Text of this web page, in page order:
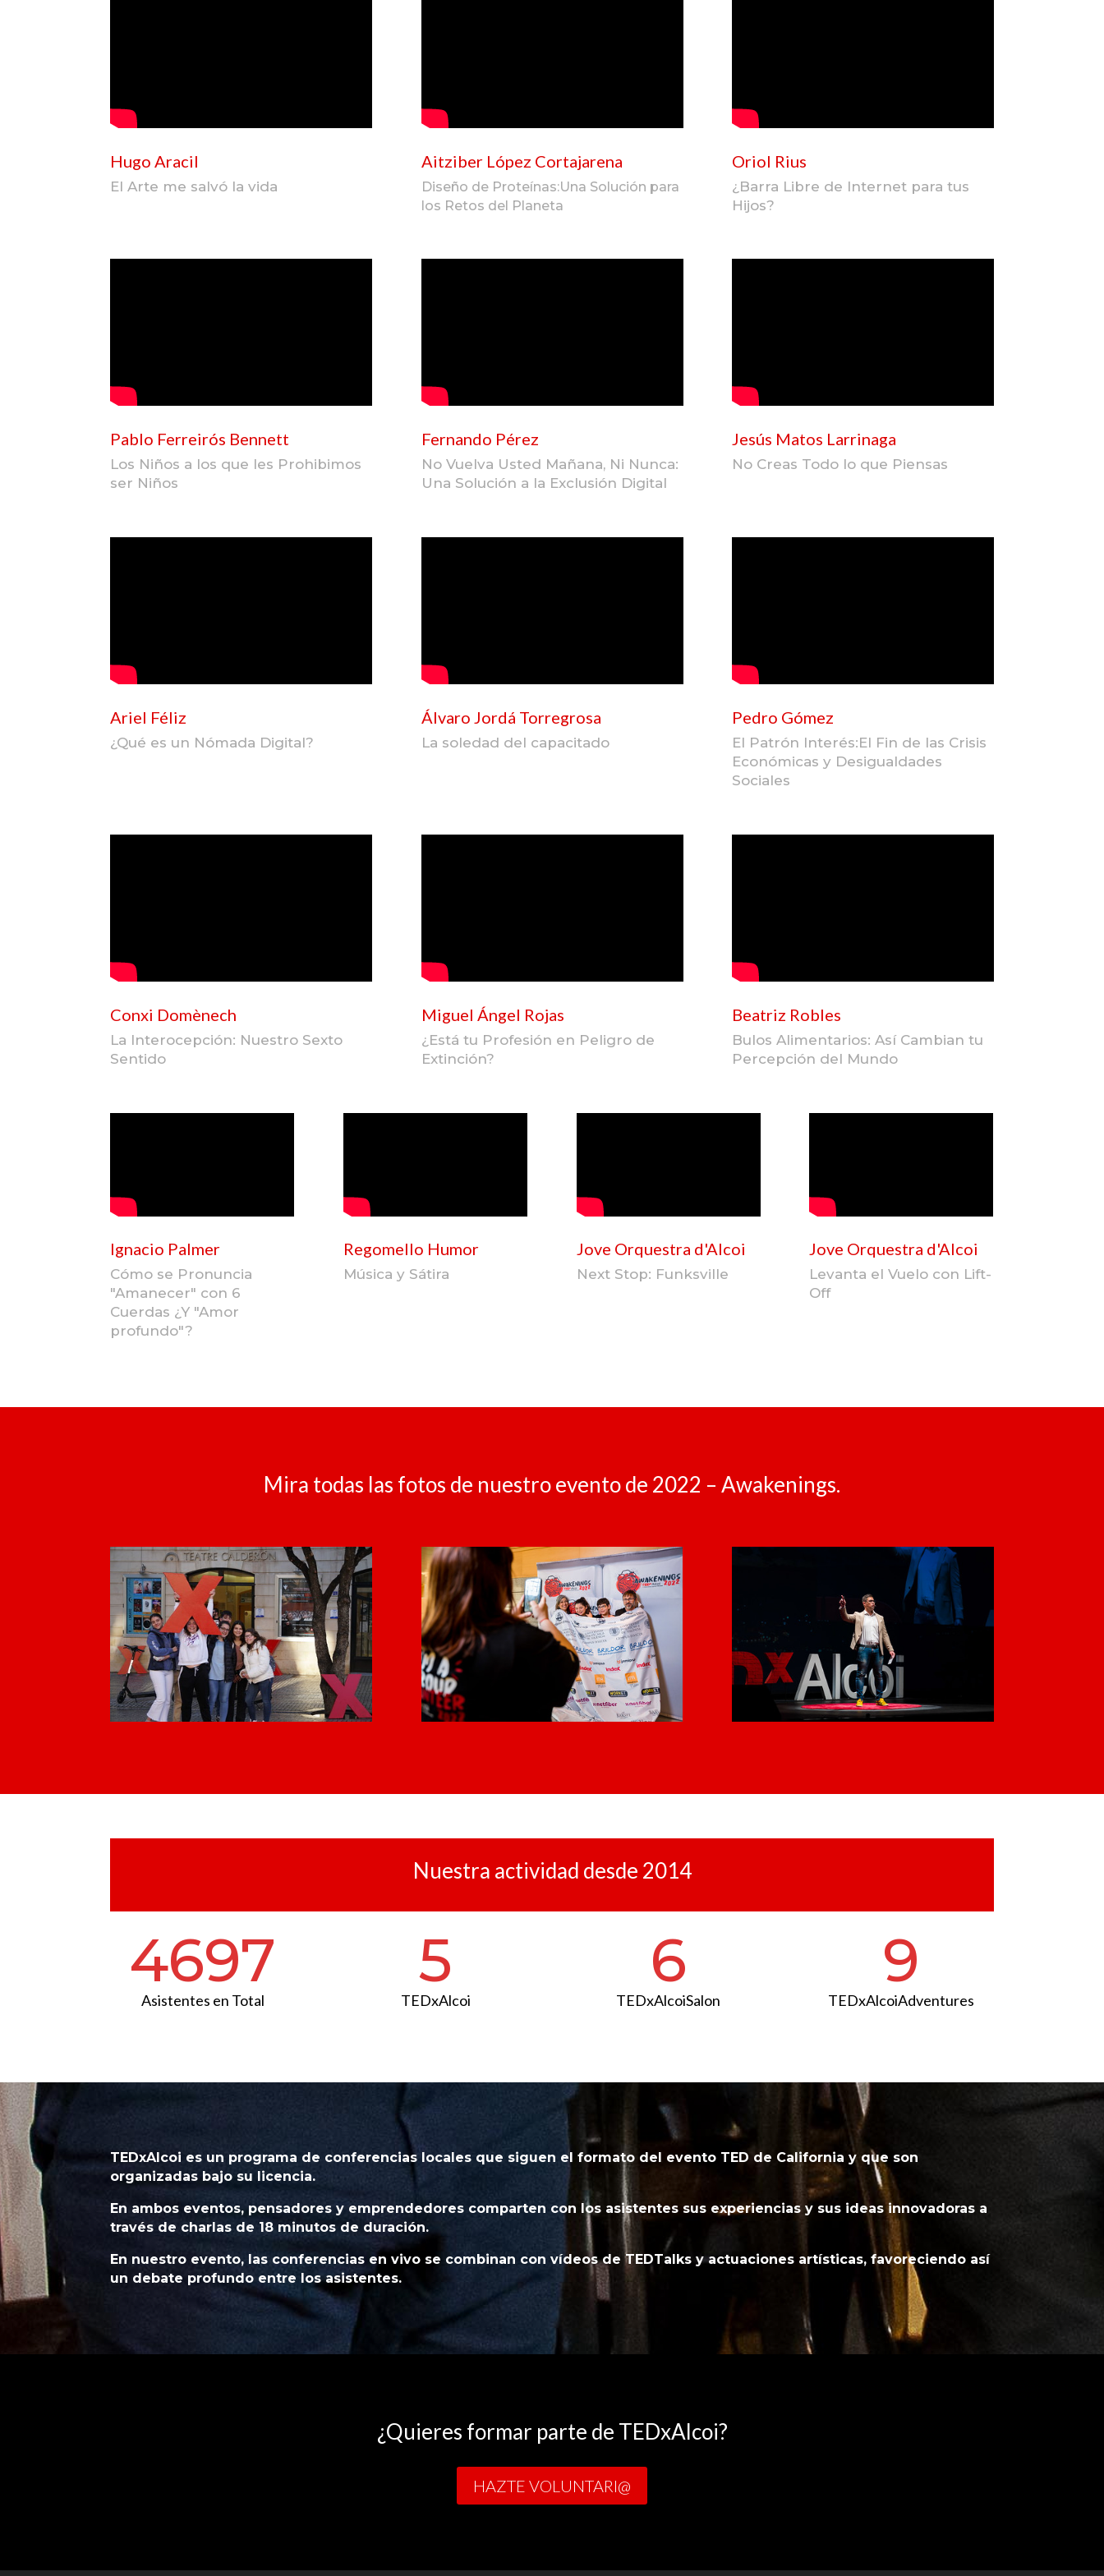
Hugo Aracil
El Arte me salvó la vida
Aitziber López Cortajarena
Diseño de Proteínas:Una Solución para
los Retos del Planeta
Oriol Rius
¿Barra Libre de Internet para tus
Hijos?
Pablo Ferreirós Bennett
Los Niños a los que les Prohibimos
ser Niños
Fernando Pérez
No Vuelva Usted Mañana, Ni Nunca:
Una Solución a la Exclusión Digital
Jesús Matos Larrinaga
No Creas Todo lo que Piensas
Ariel Féliz
¿Qué es un Nómada Digital?
Álvaro Jordá Torregrosa
La soledad del capacitado
Pedro Gómez
El Patrón Interés:El Fin de las Crisis
Económicas y Desigualdades
Sociales
Conxi Domènech
La Interocepción: Nuestro Sexto
Sentido
Miguel Ángel Rojas
¿Está tu Profesión en Peligro de
Extinción?
Beatriz Robles
Bulos Alimentarios: Así Cambian tu
Percepción del Mundo
Ignacio Palmer
Cómo se Pronuncia
"Amanecer" con 6
Cuerdas ¿Y "Amor
profundo"?
Regomello Humor
Música y Sátira
Jove Orquestra d'Alcoi
Next Stop: Funksville
Jove Orquestra d'Alcoi
Levanta el Vuelo con Lift-
Off
Mira todas las fotos de nuestro evento de 2022 – Awakenings.
Nuestra actividad desde 2014
4697
Asistentes en Total
5
TEDxAlcoi
6
TEDxAlcoiSalon
9
TEDxAlcoiAdventures
TEDxAlcoi es un programa de conferencias locales que siguen el formato del evento TED de California y que son
organizadas bajo su licencia.
En ambos eventos, pensadores y emprendedores comparten con los asistentes sus experiencias y sus ideas innovadoras a
través de charlas de 18 minutos de duración.
En nuestro evento, las conferencias en vivo se combinan con vídeos de TEDTalks y actuaciones artísticas, favoreciendo así
un debate profundo entre los asistentes.
¿Quieres formar parte de TEDxAlcoi?
HAZTE VOLUNTARI@